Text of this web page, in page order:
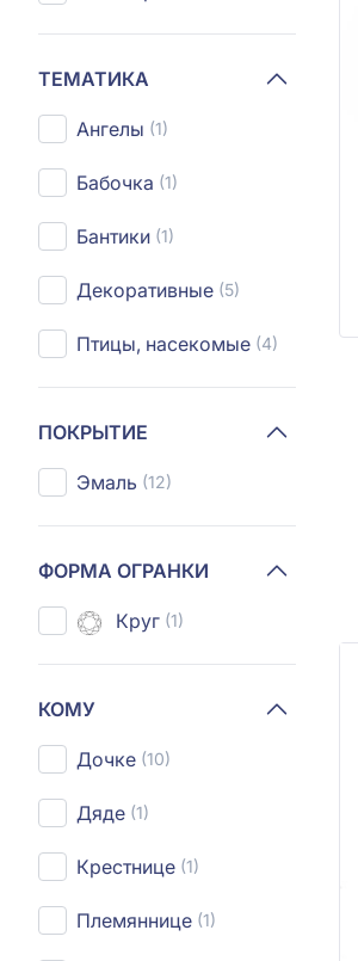
ТЕМАТИКА
Ангелы (1)
Бабочка (1)
Бантики (1)
Декоративные (5)
Птицы, насекомые (4)
ПОКРЫТИЕ
Эмаль (12)
ФОРМА ОГРАНКИ
Круг (1)
КОМУ
Дочке (10)
Дяде (1)
Крестнице (1)
Племяннице (1)